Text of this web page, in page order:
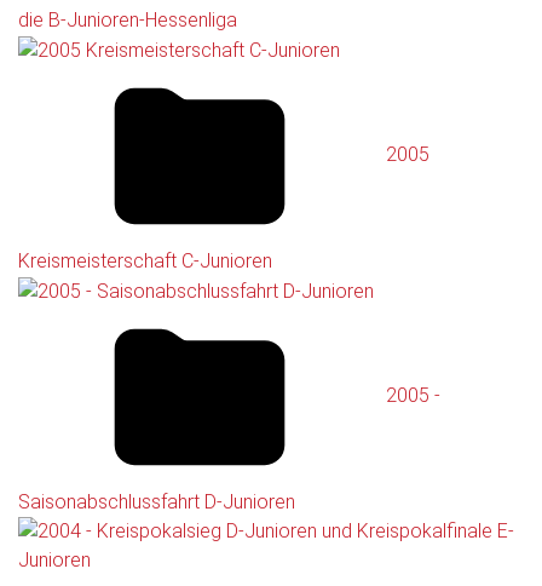
die B-Junioren-Hessenliga
2005
Kreismeisterschaft C-Junioren
2005 -
Saisonabschlussfahrt D-Junioren